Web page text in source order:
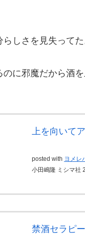
しさを見失ってた
のに邪魔だから酒
上を向いて
posted with ヨメレ
小田嶋隆 ミシマ社
禁酒セラピー